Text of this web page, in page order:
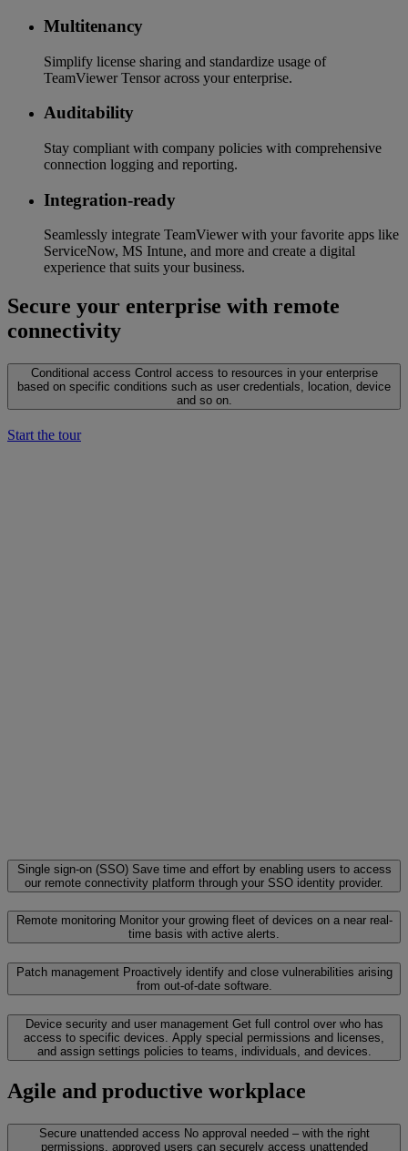
Multitenancy
Simplify license sharing and standardize usage of
TeamViewer Tensor across your enterprise.
Auditability
Stay compliant with company policies with comprehensive
connection logging and reporting.
Integration-ready
Seamlessly integrate TeamViewer with your favorite apps like
ServiceNow, MS Intune, and more and create a digital
experience that suits your business.
Secure your enterprise with remote
connectivity
Conditional access Control access to resources in your enterprise
based on specific conditions such as user credentials, location, device
and so on.
Start the tour
Single sign-on (SSO) Save time and effort by enabling users to access
our remote connectivity platform through your SSO identity provider.
Remote monitoring Monitor your growing fleet of devices on a near real-
time basis with active alerts.
Patch management Proactively identify and close vulnerabilities arising
from out-of-date software.
Device security and user management Get full control over who has
access to specific devices. Apply special permissions and licenses,
and assign settings policies to teams, individuals, and devices.
Agile and productive workplace
Secure unattended access No approval needed – with the right
permissions, approved users can securely access unattended